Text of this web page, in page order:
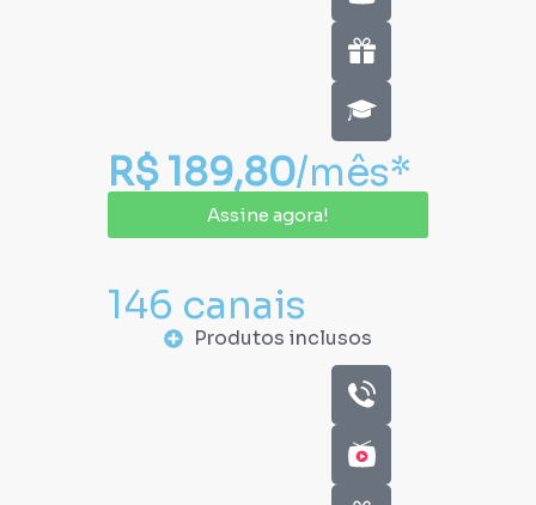
R$ 189,80/mês*
Assine agora!
146 canais
Produtos inclusos